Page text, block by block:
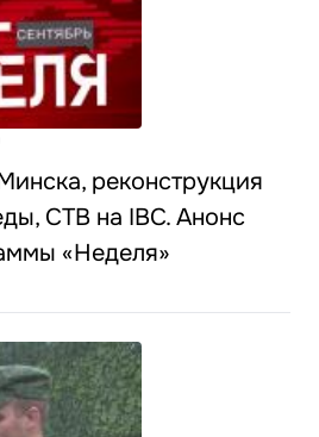
реконструкция
СТВ на IBC. Анонс
«Неделя»